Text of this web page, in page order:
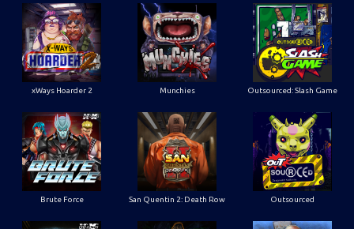
xWays Hoarder 2 Munchies Outsourced: Slash Game
Brute Force San Quentin 2: Death Row Outsourced